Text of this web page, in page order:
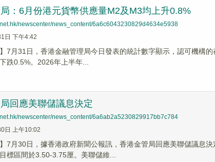
：6月份港元貨幣供應量M2及M3均上升0.8%
newscenter/news_content/6a6c6043230829d4634e5938
日 下午4:42
】7月31日，香港金融管理局今日發表的統計數字顯示，認可機構
跌0.5%。2026年上半年...
回應美聯儲議息決定
newscenter/news_content/6a6ab2a5230829917bb7c784
日 上午10:02
】7月30日，據香港政府新聞公報訊，香港金管局回應美聯儲議息
標區間於3.50-3.75厘。美聯儲維...